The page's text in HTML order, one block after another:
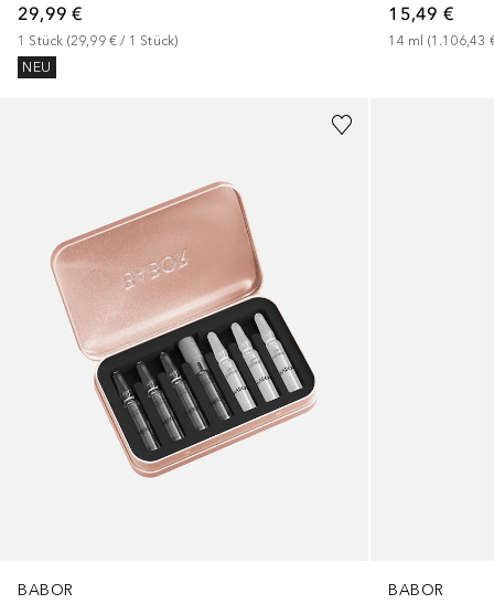
29,99 €
1 Stück (29,99 € / 1 Stück)
NEU
15,49 €
14 ml (1.106,43
BABOR
BABOR